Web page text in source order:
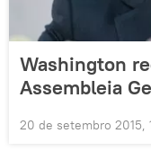
Washington
Assembleia
20 de setembro 2015,